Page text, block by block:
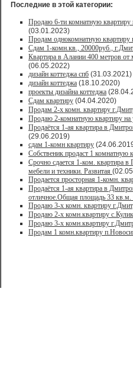
Последние в этой категории:
Продаю 6-ти комнатную
(03.01.2023)
Продам однокомнатную квартиру
Сдам 1-комн.кв., 20000руб.,
Квартира в Алании 400 метров
(06.05.2022)
дизайн коттеджа спб (31.03.2021)
дизайн коттеджа (18.10.2020)
проекты дизайна коттеджа
Сдам квартиру (04.04.2020)
Продам 2-х комн. квартиру
Продаю 2-комнатную квартиру на
Продаётся 1-ая квартира в
(29.06.2019)
сдам 1-комн квартиру
Собственик продаст 1 комнатную
Срочно сдается 1-ком. квартира
мебели и техники. Развитая
Продается просторная 1-комн.
Продаётся 1-ая квартира в
отличное.Общая площадь 33 кв.м.
Продаю 3-х комн. квартиру
Продаю 2-х комн.квартиру
Продаю 3-х комн.квартиру
Продам 1 комн.квартиру